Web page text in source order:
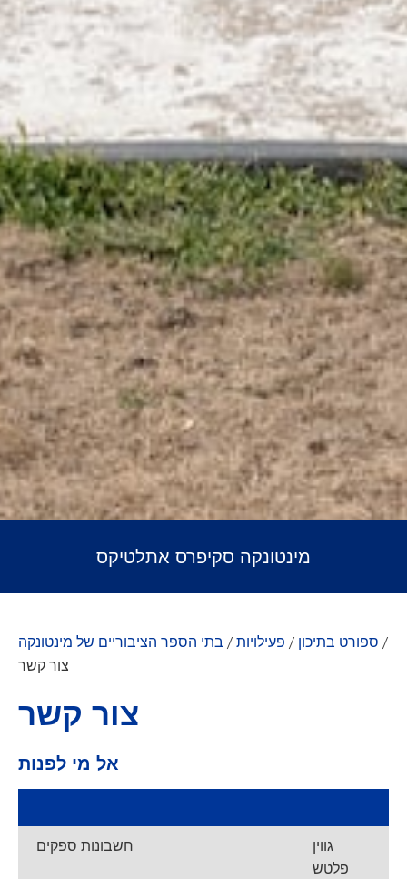
מינטונקה סקיפרס אתלטיקס
בתי הספר הציבוריים של מינטונקה /פעילויות / ספורט בתיכון /
צור קשר
צור קשר
אל מי לפנות
חשבונות ספקים
גווין
פלטש